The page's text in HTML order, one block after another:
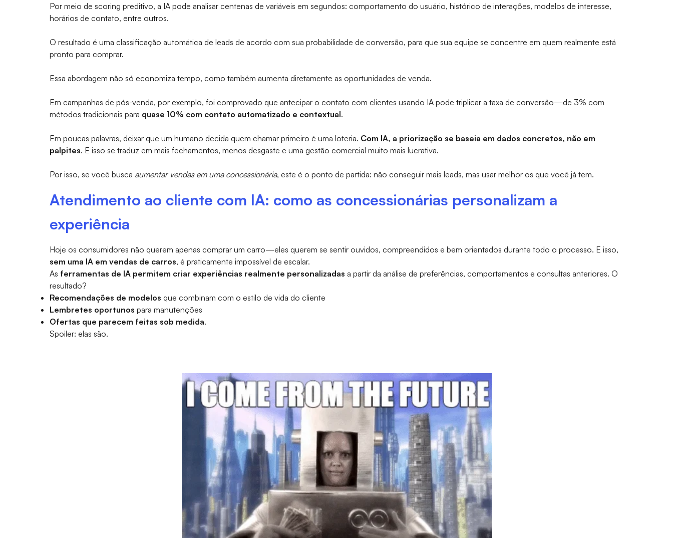
Por meio de scoring preditivo, a IA pode analisar centenas de variáveis em segundos: comportamento do usuário, histórico de interações, modelos de interesse,
horários de contato, entre outros.
O resultado é uma classificação automática de leads de acordo com sua probabilidade de conversão, para que sua equipe se concentre em quem realmente está
pronto para comprar.
Essa abordagem não só economiza tempo, como também aumenta diretamente as oportunidades de venda.
Em campanhas de pós-venda, por exemplo, foi comprovado que antecipar o contato com clientes usando IA pode triplicar a taxa de conversão—de 3% com
métodos tradicionais para quase 10% com contato automatizado e contextual.
Em poucas palavras, deixar que um humano decida quem chamar primeiro é uma loteria. Com IA, a priorização se baseia em dados concretos, não em
palpites. E isso se traduz em mais fechamentos, menos desgaste e uma gestão comercial muito mais lucrativa.
Por isso, se você busca aumentar vendas em uma concessionária, este é o ponto de partida: não conseguir mais leads, mas usar melhor os que você já tem.
Atendimento ao cliente com IA: como as concessionárias personalizam a
experiência
Hoje os consumidores não querem apenas comprar um carro—eles querem se sentir ouvidos, compreendidos e bem orientados durante todo o processo. E isso,
sem uma IA em vendas de carros, é praticamente impossível de escalar.
As ferramentas de IA permitem criar experiências realmente personalizadas a partir da análise de preferências, comportamentos e consultas anteriores. O
resultado?
Recomendações de modelos que combinam com o estilo de vida do cliente
Lembretes oportunos para manutenções
Ofertas que parecem feitas sob medida.
Spoiler: elas são.